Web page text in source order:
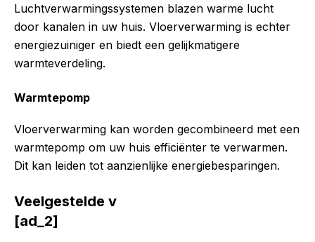
Luchtverwarmingssystemen blazen warme lucht
door kanalen in uw huis. Vloerverwarming is echter
energiezuiniger en biedt een gelijkmatigere
warmteverdeling.
Warmtepomp
Vloerverwarming kan worden gecombineerd met een
warmtepomp om uw huis efficiënter te verwarmen.
Dit kan leiden tot aanzienlijke energiebesparingen.
Veelgestelde v
[ad_2]